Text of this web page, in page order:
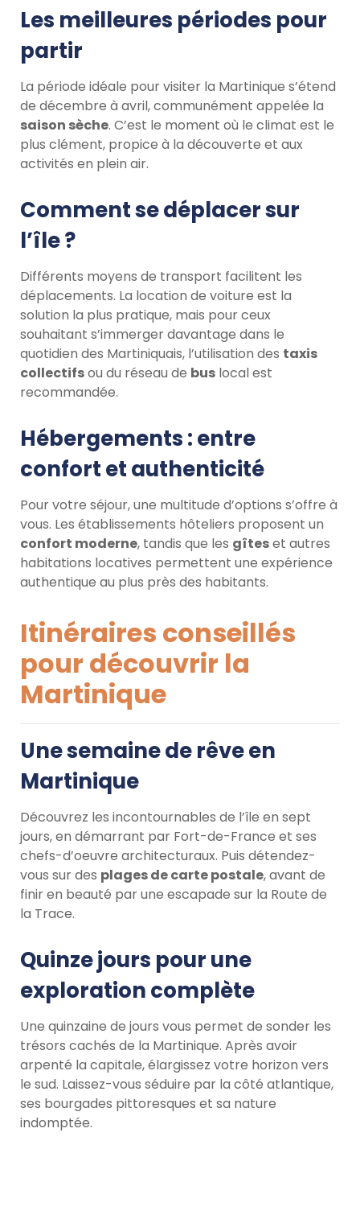
Les meilleures périodes pour
partir
La période idéale pour visiter la Martinique s’étend
de décembre à avril, communément appelée la
saison sèche. C’est le moment où le climat est le
plus clément, propice à la découverte et aux
activités en plein air.
Comment se déplacer sur
l’île ?
Différents moyens de transport facilitent les
déplacements. La location de voiture est la
solution la plus pratique, mais pour ceux
souhaitant s’immerger davantage dans le
quotidien des Martiniquais, l’utilisation des taxis
collectifsou du réseau de bus local est
recommandée.
Hébergements : entre
confort et authenticité
Pour votre séjour, une multitude d’options s’offre à
vous. Les établissements hôteliers proposent un
confort moderne, tandis que les gîteset autres
habitations locatives permettent une expérience
authentique au plus près des habitants.
Itinéraires conseillés
pour découvrir la
Martinique
Une semaine de rêve en
Martinique
Découvrez les incontournables de l’île en sept
jours, en démarrant par Fort-de-France et ses
chefs-d’oeuvre architecturaux. Puis détendez-
vous sur des plages de carte postale, avant de
finir en beauté par une escapade sur la Route de
la Trace.
Quinze jours pour une
exploration complète
Une quinzaine de jours vous permet de sonder les
trésors cachés de la Martinique. Après avoir
arpenté la capitale, élargissez votre horizon vers
le sud. Laissez-vous séduire par la côté atlantique,
ses bourgades pittoresques et sa nature
indomptée.